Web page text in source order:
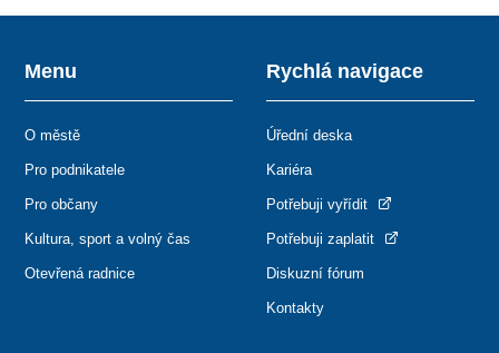
Menu
O městě
Pro podnikatele
Pro občany
Kultura, sport a volný čas
Otevřená radnice
Rychlá navigace
Úřední deska
Kariéra
Potřebuji vyřídit
Potřebuji zaplatit
Diskuzní fórum
Kontakty